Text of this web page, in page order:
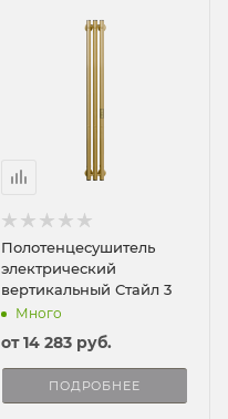
Полотенцесушитель
электрический
вертикальный Стайл 3
Много
от14 283 руб.
ПОДРОБНЕЕ